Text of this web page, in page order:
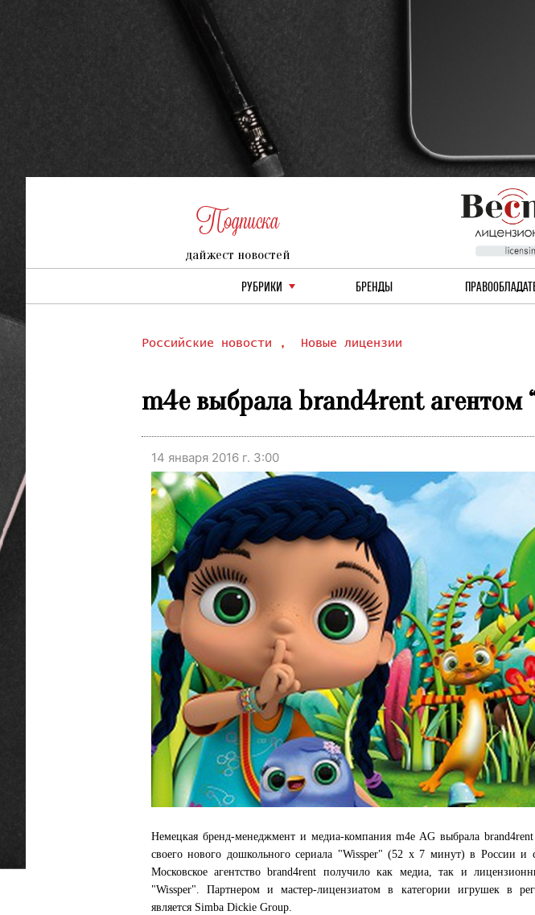
Подписка
дайжест новостей
РУБРИКИ БРЕНДЫ
Российские новости , Новые лицензии
m4e выбрала brand4rent агентом
14 января 2016 г. 3:00
Немецкая бренд-менеджмент и медиа-компания m4e AG выбрала
своего нового дошкольного сериала "Wissper" (52 х 7 минут) в России и
Московское агентство brand4rent получило как медиа, так и
"Wissper". Партнером и мастер-лицензиатом в категории игрушек в
является Simba Dickie Group.